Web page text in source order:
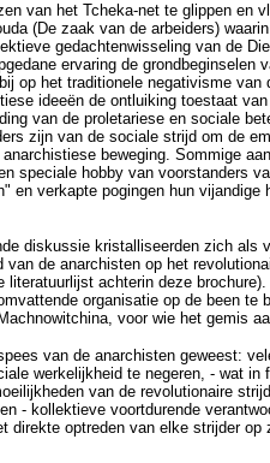
van het Tcheka-net te glippen
(De zaak van de arbeiders)
gedachtenwisseling van de
ervaring de
op het traditionele negativisme
ideeën de ontluiking toestaat
van de proletariese en sociale
zijn van de sociale strijd om de
beweging. Sommige
speciale hobby van voorstanders
en verkapte pogingen hun
diskussie kristalliseerden zich
de anarchisten op het
literatuurlijst achterin deze
organisatie op de been
voor wie het gemis
van de anarchisten geweest:
werkelijkheid te negeren, - wat
van de revolutionaire
- kollektieve voortdurende
optreden van elke strijder